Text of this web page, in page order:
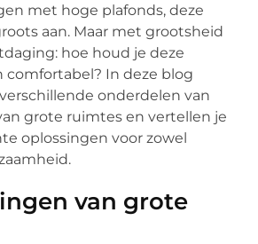
met hoge plafonds, deze
aan. Maar met grootsheid
hoe houd je deze
comfortabel? In deze blog
onderdelen van
grote ruimtes en vertellen je
oplossingen voor zowel
van grote